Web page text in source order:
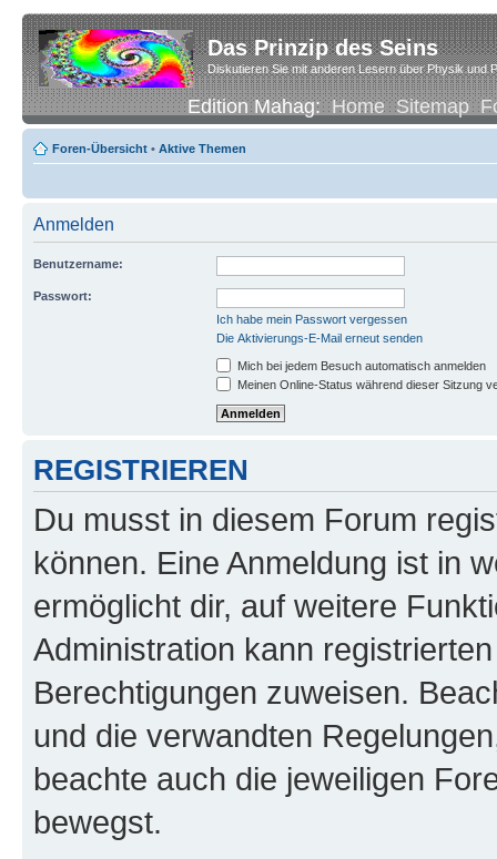
Das Prinzip des Seins
Diskutieren Sie mit anderen Lesern über Physik und
Edition Mahag:Home Sitemap
Foren-Übersicht • Aktive Themen
Anmelden
Benutzername:
Passwort:
Ich habe mein Passwort vergessen
Die Aktivierungs-E-Mail erneut senden
Mich bei jedem Besuch automatisch anmelden
Meinen Online-Status während dieser Sitzung
REGISTRIEREN
Du musst in diesem Forum
können. Eine Anmeldung ist in
ermöglicht dir, auf weitere
Administration kann
Berechtigungen zuweisen.
und die verwandten
beachte auch die jeweiligen
bewegst.